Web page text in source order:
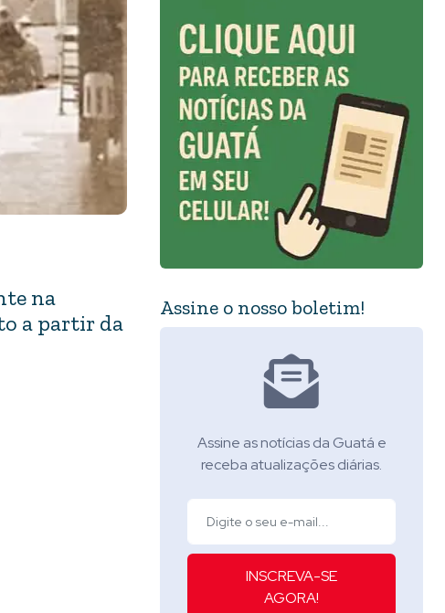
na
a partir da
Assine o nosso boletim!
Assine as notícias da Guatá e
receba atualizações diárias.
INSCREVA-SE
AGORA!